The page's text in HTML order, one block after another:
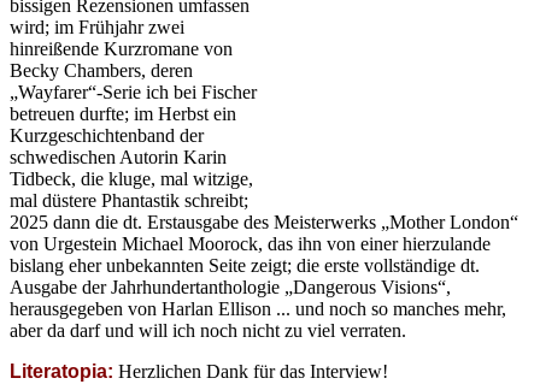
bissigen Rezensionen umfassen
wird; im Frühjahr zwei
hinreißende Kurzromane von
Becky Chambers, deren
„Wayfarer“-Serie ich bei Fischer
betreuen durfte; im Herbst ein
Kurzgeschichtenband der
schwedischen Autorin Karin
Tidbeck, die kluge, mal witzige,
mal düstere Phantastik schreibt;
2025 dann die dt. Erstausgabe des Meisterwerks „Mother London“
von Urgestein Michael Moorock, das ihn von einer hierzulande
bislang eher unbekannten Seite zeigt; die erste vollständige dt.
Ausgabe der Jahrhundertanthologie „Dangerous Visions“,
herausgegeben von Harlan Ellison ... und noch so manches mehr,
aber da darf und will ich noch nicht zu viel verraten.
Literatopia: Herzlichen Dank für das Interview!